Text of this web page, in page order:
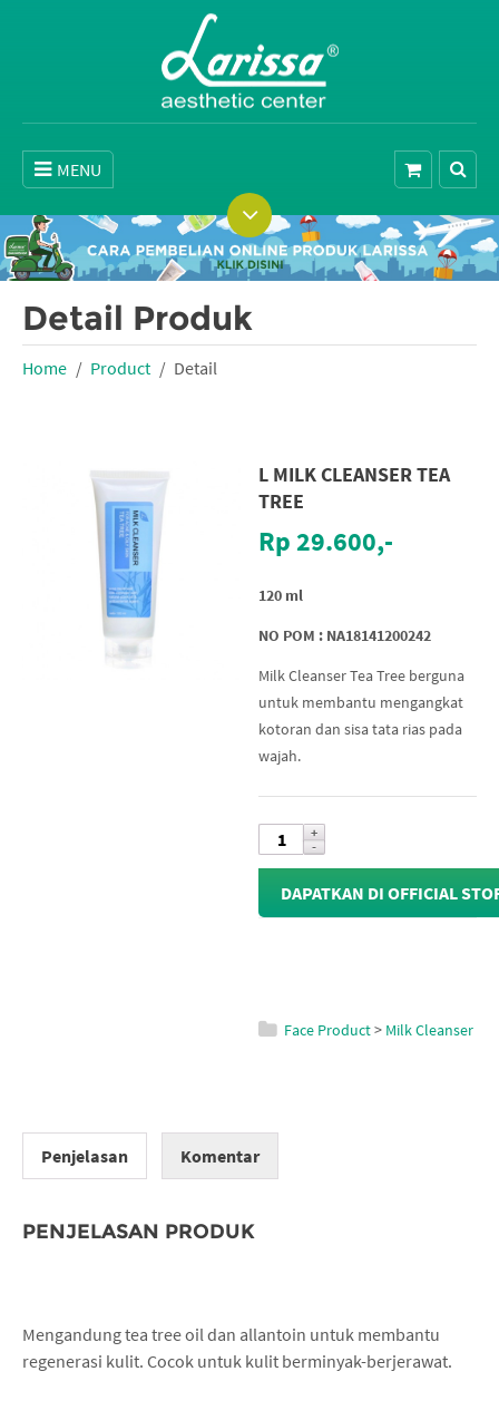
MENU
Detail Produk
Home Product Detail
L MILK CLEANSER TEA
TREE
Rp 29.600,-
120 ml
NO POM : NA18141200242
Milk Cleanser Tea Tree berguna
untuk membantu mengangkat
kotoran dan sisa tata rias pada
wajah.
DAPATKAN DI OFFICIAL
Face Product> Milk Cleanser
Penjelasan Komentar
PENJELASAN PRODUK
Mengandung tea tree oil dan allantoin untuk membantu
regenerasi kulit. Cocok untuk kulit berminyak-berjerawat.